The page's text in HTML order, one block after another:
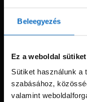
Beleegyezés
Ez a weboldal
Sütiket használunk a
szabásához,
valamint
A biztonságos bankkártyás fizetést
Árak és paraméterek